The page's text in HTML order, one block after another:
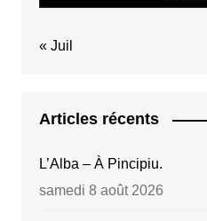
« Juil
Articles récents
L’Alba – À Pincipiu.
samedi 8 août 2026